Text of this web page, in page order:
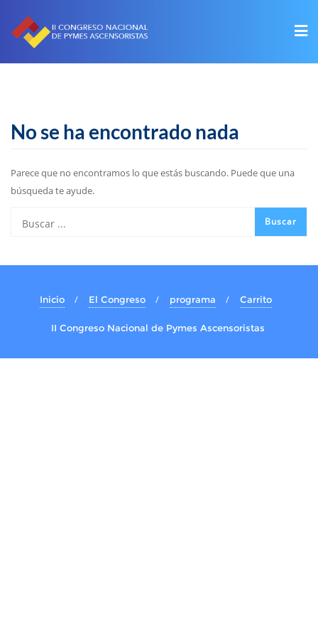
No se ha encontrado nada
Parece que no encontramos lo que estás buscando. Puede que una
búsqueda te ayude.
Inicio El Congreso programa Carrito
II Congreso Nacional de Pymes Ascensoristas